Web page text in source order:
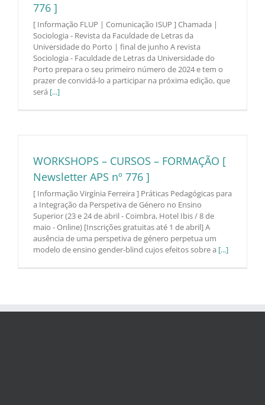
776 ]
[ Informação FLUP | Comunicação ISUP ] Chamada |
Sociologia - Revista da Faculdade de Letras da
Universidade do Porto | final de junho A revista
Sociologia - Faculdade de Letras da Universidade do
Porto prepara o seu primeiro número de 2024 e tem o
prazer de convidá-lo a participar na próxima edição, que
será [...]
WORKSHOPS – CURSOS – FORMAÇÃO [
Newsletter APS nº 776 ]
[ Informação Virgínia Ferreira ] Práticas Pedagógicas para
a Integração da Perspetiva de Género no Ensino
Superior (23 e 24 de abril - Coimbra, Hotel Ibis / 8 de
maio - Online) [Inscrições gratuitas até 1 de abril] A
ausência de uma perspetiva de género perpetua um
modelo de ensino gender-blind cujos efeitos sobre a [...]